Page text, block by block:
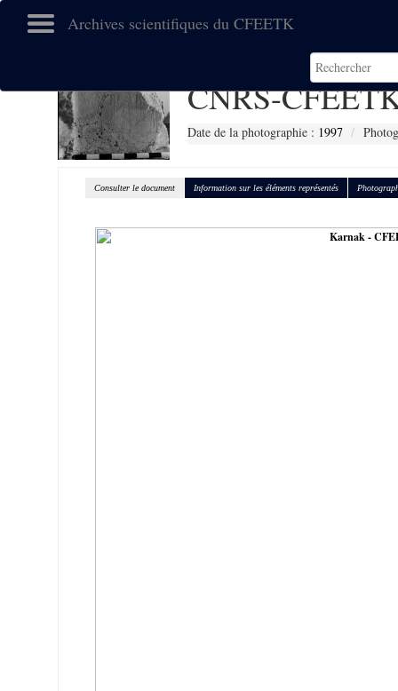
Archives scientifiques du CFEETK
CNRS-
Date de la photographie : 1997
Consulter le document Information sur les éléments représentés